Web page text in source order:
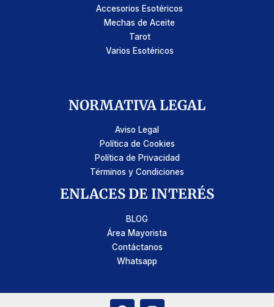
Accesorios Esotéricos
Mechas de Aceite
Tarot
Varios Esotéricos
NORMATIVA LEGAL
Aviso Legal
Política de Cookies
Política de Privacidad
Términos y Condiciones
ENLACES DE INTERÉS
BLOG
Área Mayorista
Contáctanos
Whatsapp